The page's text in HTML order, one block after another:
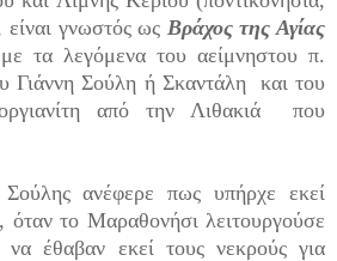
γνωστός ως Βράχος της Αγίας
τα λεγόμενα του αείμνηστου π.
Γιάννη Σούλη ή Σκαντάλη και του
από την Λιθακιά που
ανέφερε πως υπήρχε εκεί
όταν το Μαραθονήσι λειτουργούσε
να έθαβαν εκεί τους νεκρούς για